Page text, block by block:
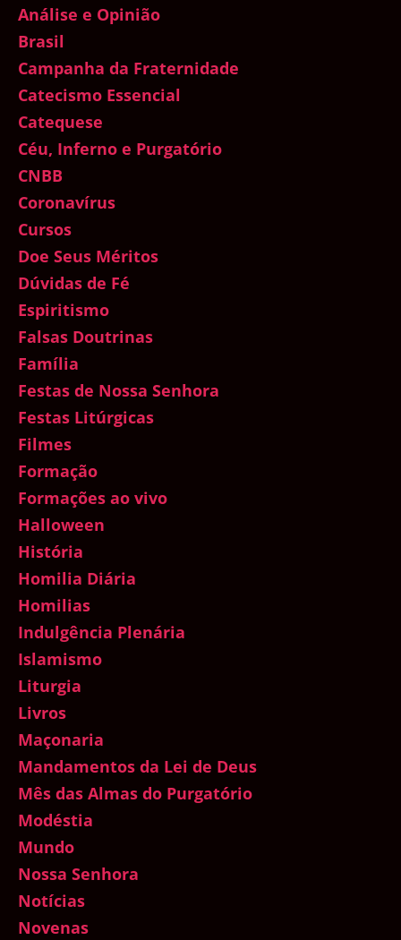
Análise e Opinião
Brasil
Campanha da Fraternidade
Catecismo Essencial
Catequese
Céu, Inferno e Purgatório
CNBB
Coronavírus
Cursos
Doe Seus Méritos
Dúvidas de Fé
Espiritismo
Falsas Doutrinas
Família
Festas de Nossa Senhora
Festas Litúrgicas
Filmes
Formação
Formações ao vivo
Halloween
História
Homilia Diária
Homilias
Indulgência Plenária
Islamismo
Liturgia
Livros
Maçonaria
Mandamentos da Lei de Deus
Mês das Almas do Purgatório
Modéstia
Mundo
Nossa Senhora
Notícias
Novenas